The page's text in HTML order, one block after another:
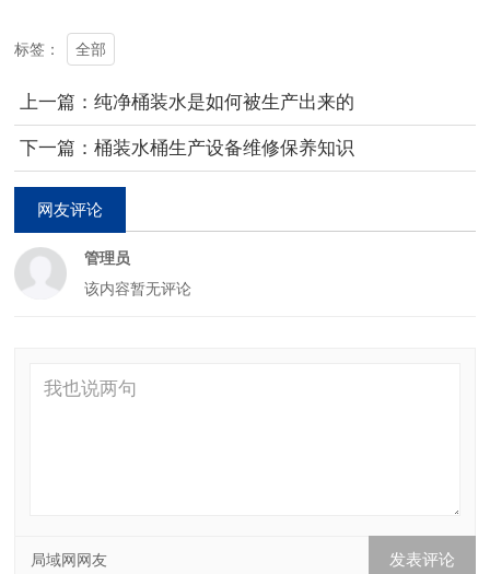
标签： 全部
上一篇：纯净桶装水是如何被生产出来的
下一篇：桶装水桶生产设备维修保养知识
网友评论
管理员
该内容暂无评论
局域网网友